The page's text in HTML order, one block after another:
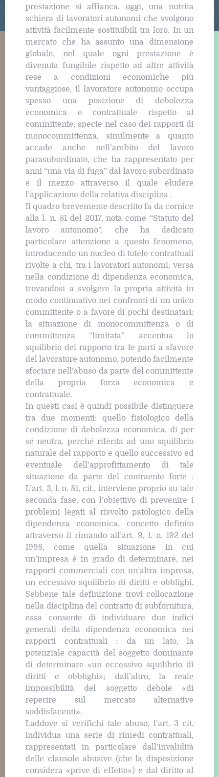
prestazione si affianca, oggi, una nutrita
schiera di lavoratori autonomi che svolgono
attività facilmente sostituibili tra loro. In un
mercato che ha assunto una dimensione
globale, nel quale ogni prestazione è
divenuta fungibile rispetto ad altre attività
rese a condizioni economiche più
vantaggiose, il lavoratore autonomo occupa
spesso una posizione di debolezza
economica e contrattuale rispetto al
committente, specie nel caso dei rapporti di
monocommittenza, similmente a quanto
accade anche nell’ambito del lavoro
parasubordinato, che ha rappresentato per
anni “una via di fuga” dal lavoro subordinato
e il mezzo attraverso il quale eludere
l’applicazione della relativa disciplina .
Il quadro brevemente descritto fa da cornice
alla l. n. 81 del 2017, nota come “Statuto del
lavoro autonomo”, che ha dedicato
particolare attenzione a questo fenomeno,
introducendo un nucleo di tutele contrattuali
rivolte a chi, tra i lavoratori autonomi, versa
nella condizione di dipendenza economica,
trovandosi a svolgere la propria attività in
modo continuativo nei confronti di un unico
committente o a favore di pochi destinatari:
la situazione di monocommittenza o di
committenza “limitata” accentua lo
squilibrio del rapporto tra le parti a sfavore
del lavoratore autonomo, potendo facilmente
sfociare nell’abuso da parte del committente
della propria forza economica e
contrattuale.
In questi casi è quindi possibile distinguere
tra due momenti: quello fisiologico della
condizione di debolezza economica, di per
sé neutra, perché riferita ad uno squilibrio
naturale del rapporto e quello successivo ed
eventuale dell’approfittamento di tale
situazione da parte del contraente forte .
L’art. 3, l. n. 81, cit., interviene proprio su tale
seconda fase, con l’obiettivo di prevenire i
problemi legati al risvolto patologico della
dipendenza economica, concetto definito
attraverso il rimando all’art. 9, l. n. 192 del
1998, come quella situazione in cui
un’impresa è in grado di determinare, nei
rapporti commerciali con un’altra impresa,
un eccessivo squilibrio di diritti e obblighi.
Sebbene tale definizione trovi collocazione
nella disciplina del contratto di subfornitura,
essa consente di individuare due indici
generali della dipendenza economica nei
rapporti contrattuali : da un lato, la
potenziale capacità del soggetto dominante
di determinare «un eccessivo squilibrio di
diritti e obblighi»; dall’altro, la reale
impossibilità del soggetto debole «di
reperire sul mercato alternative
soddisfacenti».
Laddove si verifichi tale abuso, l’art. 3 cit.
individua una serie di rimedi contrattuali,
rappresentati in particolare dall’invalidità
delle clausole abusive (che la disposizione
considera «prive di effetto») e dal diritto al